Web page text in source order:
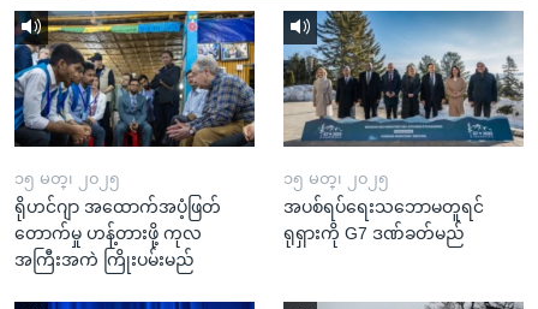
ရန်
နေရာ
သို့
ကျော်
ရန်
၁၅ မတ္၊ ၂၀၂၅
ရိုဟင်ဂျာ အထောက်အပံ့ဖြတ်
တောက်မှု ဟန့်တားဖို့ ကုလ
အကြီးအကဲ ကြိုးပမ်းမည်
၁၅ မတ္၊ ၂၀၂၅
အပစ်ရပ်ရေးသဘောမတူရင်
ရုရှားကို G7 ဒဏ်ခတ်မည်